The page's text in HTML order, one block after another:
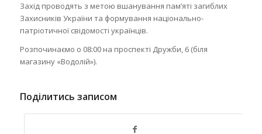
Захід проводять з метою вшанування пам’яті загиблих
Захисників України та формування національно-
патріотичної свідомості українців.
Розпочинаємо о 08:00 на проспекті Дружби, 6 (біля
магазину «Водолій»).
Поділитись записом